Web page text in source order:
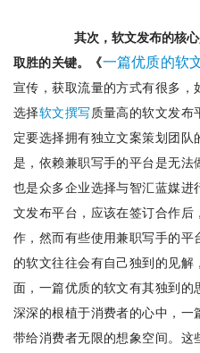
其次，软文发布的核
取胜的关键。《一篇优质的软
宣传，获取流量的方式有很多
选择软文撰写质量高的软文发布
定要选择拥有独立文案策划团队
是，依赖兼职写手的平台是无
也是众多企业选择与智汇蓝媒
文发布平台，应该在签订合作后
作，然而有些使用兼职写手的
的软文往往会有自己独到的见
面，一篇优质的软文有其独到的
深深的根植于消费者的心中，一
带给消费者无限的想象空间。这